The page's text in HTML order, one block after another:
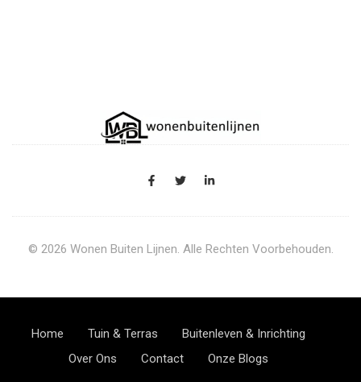
© 2026 Wonen Buiten Lijnen. Alle Rechten Voorbehouden.
Home Tuin & Terras
Buitenleven & Inrichting
Over Ons
Contact Onze Blogs